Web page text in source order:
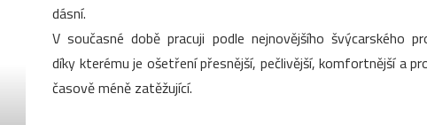
dásní.
V současné době pracuji podle nejnovějšího švýcarského
díky kterému je ošetření přesnější, pečlivější, komfortnější a
časově méně zatěžující.